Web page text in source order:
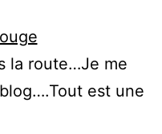
la route…Je me
est une